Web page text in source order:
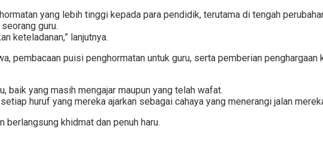
yang lebih tinggi kepada para pendidik, terutama di tengah
guru.
keteladanan,” lanjutnya.
pembacaan puisi penghormatan untuk guru, serta pemberian
baik yang masih mengajar maupun yang telah wafat.
huruf yang mereka ajarkan sebagai cahaya yang menerangi jalan
berlangsung khidmat dan penuh haru.